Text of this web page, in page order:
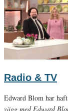
Radio & TV
Edward Blom har
vägg med Edward